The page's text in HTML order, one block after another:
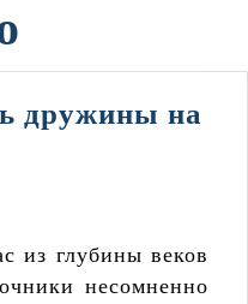
дружины на
несомненно